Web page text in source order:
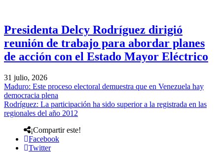
Presidenta Delcy Rodríguez dirigió
reunión de trabajo para abordar planes
de acción con el Estado Mayor Eléctrico
31 julio, 2026
Maduro: Este proceso electoral demuestra que en Venezuela hay
democracia plena
Rodríguez: La participación ha sido superior a la registrada en las
regionales del año 2012
¡Compartir este!
Facebook
Twitter